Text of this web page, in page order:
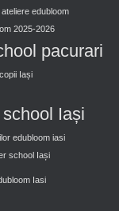
ateliere edubloom
2025-2026
pacurari
Iași
Iași
edubloom iasi
school Iași
Iasi